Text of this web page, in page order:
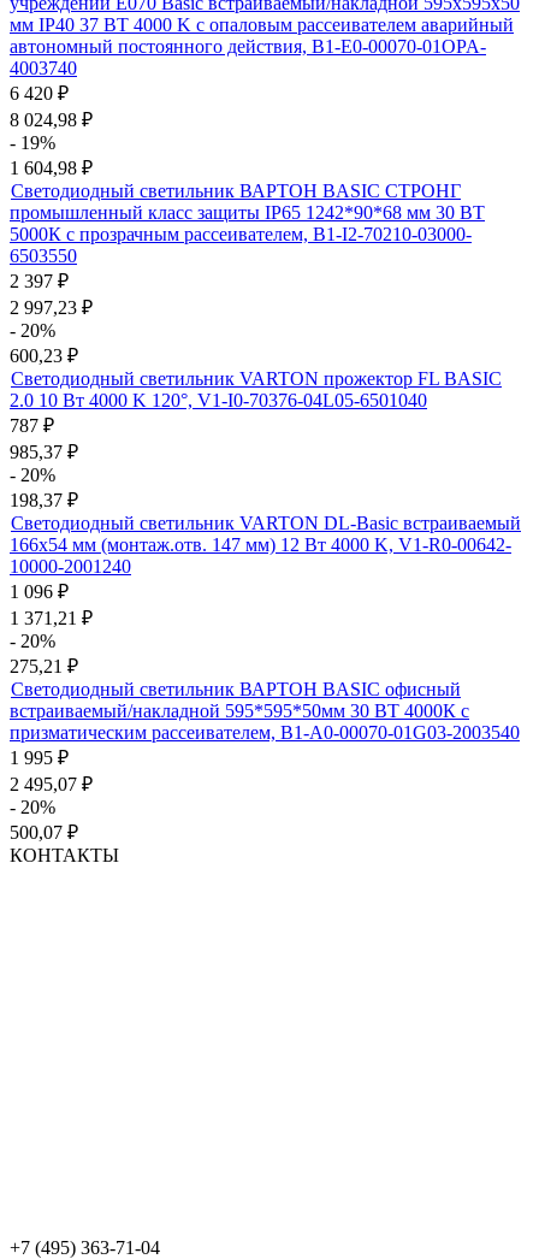
мм IP40 37 ВТ 4000 K с опаловым рассеивателем аварийный
автономный постоянного действия, B1-E0-00070-01OPA-
4003740
6 420 ₽
8 024,98 ₽
- 19%
1 604,98 ₽
Светодиодный светильник ВАРТОН BASIC СТРОНГ
промышленный класс защиты IP65 1242*90*68 мм 30 ВТ
5000К с прозрачным рассеивателем, B1-I2-70210-03000-
6503550
2 397 ₽
2 997,23 ₽
- 20%
600,23 ₽
Светодиодный светильник VARTON прожектор FL BASIC
2.0 10 Вт 4000 K 120°, V1-I0-70376-04L05-6501040
787 ₽
985,37 ₽
- 20%
198,37 ₽
Светодиодный светильник VARTON DL-Basic встраиваемый
166х54 мм (монтаж.отв. 147 мм) 12 Вт 4000 K, V1-R0-00642-
10000-2001240
1 096 ₽
1 371,21 ₽
- 20%
275,21 ₽
Светодиодный светильник ВАРТОН BASIC офисный
встраиваемый/накладной 595*595*50мм 30 ВТ 4000К с
призматическим рассеивателем, B1-A0-00070-01G03-2003540
1 995 ₽
2 495,07 ₽
- 20%
500,07 ₽
КОНТАКТЫ
+7 (495) 363-71-04